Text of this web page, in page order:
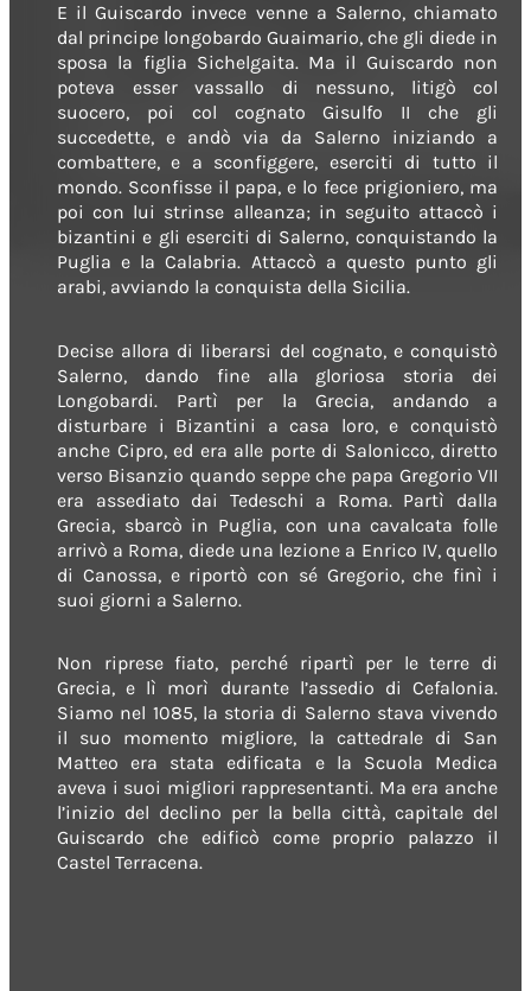
E il Guiscardo invece venne a Salerno, chiamato
dal principe longobardo Guaimario, che gli diede in
sposa la figlia Sichelgaita. Ma il Guiscardo non
poteva esser vassallo di nessuno, litigò col
suocero, poi col cognato Gisulfo II che gli
succedette, e andò via da Salerno iniziando a
combattere, e a sconfiggere, eserciti di tutto il
mondo. Sconfisse il papa, e lo fece prigioniero, ma
poi con lui strinse alleanza; in seguito attaccò i
bizantini e gli eserciti di Salerno, conquistando la
Puglia e la Calabria. Attaccò a questo punto gli
arabi, avviando la conquista della Sicilia.
Decise allora di liberarsi del cognato, e conquistò
Salerno, dando fine alla gloriosa storia dei
Longobardi. Partì per la Grecia, andando a
disturbare i Bizantini a casa loro, e conquistò
anche Cipro, ed era alle porte di Salonicco, diretto
verso Bisanzio quando seppe che papa Gregorio VII
era assediato dai Tedeschi a Roma. Partì dalla
Grecia, sbarcò in Puglia, con una cavalcata folle
arrivò a Roma, diede una lezione a Enrico IV, quello
di Canossa, e riportò con sé Gregorio, che finì i
suoi giorni a Salerno.
Non riprese fiato, perché ripartì per le terre di
Grecia, e lì morì durante l’assedio di Cefalonia.
Siamo nel 1085, la storia di Salerno stava vivendo
il suo momento migliore, la cattedrale di San
Matteo era stata edificata e la Scuola Medica
aveva i suoi migliori rappresentanti. Ma era anche
l’inizio del declino per la bella città, capitale del
Guiscardo che edificò come proprio palazzo il
Castel Terracena.